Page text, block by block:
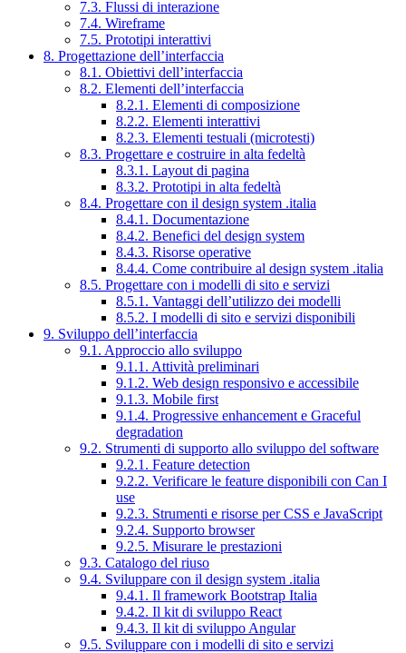
7.3. Flussi di interazione
7.4. Wireframe
7.5. Prototipi interattivi
8. Progettazione dell’interfaccia
8.1. Obiettivi dell’interfaccia
8.2. Elementi dell’interfaccia
8.2.1. Elementi di composizione
8.2.2. Elementi interattivi
8.2.3. Elementi testuali (microtesti)
8.3. Progettare e costruire in alta fedeltà
8.3.1. Layout di pagina
8.3.2. Prototipi in alta fedeltà
8.4. Progettare con il design system .italia
8.4.1. Documentazione
8.4.2. Benefici del design system
8.4.3. Risorse operative
8.4.4. Come contribuire al design system .italia
8.5. Progettare con i modelli di sito e servizi
8.5.1. Vantaggi dell’utilizzo dei modelli
8.5.2. I modelli di sito e servizi disponibili
9. Sviluppo dell’interfaccia
9.1. Approccio allo sviluppo
9.1.1. Attività preliminari
9.1.2. Web design responsivo e accessibile
9.1.3. Mobile first
9.1.4. Progressive enhancement e Graceful
degradation
9.2. Strumenti di supporto allo sviluppo del software
9.2.1. Feature detection
9.2.2. Verificare le feature disponibili con Can I
use
9.2.3. Strumenti e risorse per CSS e JavaScript
9.2.4. Supporto browser
9.2.5. Misurare le prestazioni
9.3. Catalogo del riuso
9.4. Sviluppare con il design system .italia
9.4.1. Il framework Bootstrap Italia
9.4.2. Il kit di sviluppo React
9.4.3. Il kit di sviluppo Angular
9.5. Sviluppare con i modelli di sito e servizi